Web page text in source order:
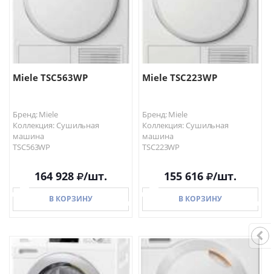
Miele TSC563WP
Бренд: Miele
Коллекция: Сушильная
машина
TSC563WP
164 928 /шт.
В КОРЗИНУ
В КОРЗИНУ
Miele TSC223WP
Бренд: Miele
Коллекция: Сушильная
машина
TSC223WP
155 616 /шт.
В КОРЗИНУ
В КОРЗИНУ